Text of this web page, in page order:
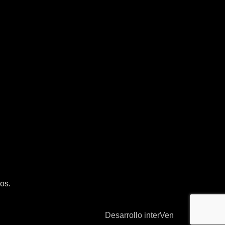
Desarrollo interVen